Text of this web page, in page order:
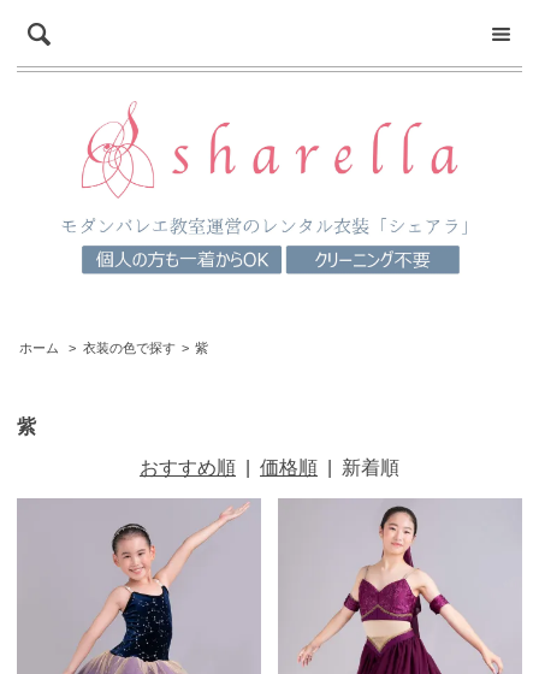
ホーム > 衣装の色で探す > 紫
紫
おすすめ順 価格順 新着順